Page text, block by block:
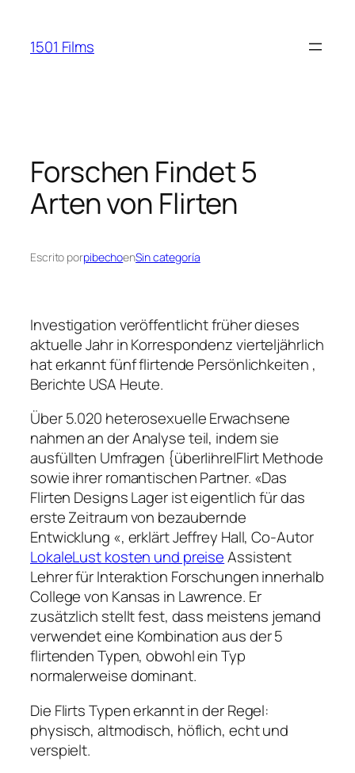
contenido
1501 Films
Forschen Findet 5
Arten von Flirten
Escrito porpibechoenSin categoría
Investigation veröffentlicht früher dieses
aktuelle Jahr inKorrespondenz vierteljährlich
hat erkannt fünf flirtende Persönlichkeiten ,
Berichte USA Heute.
Über 5.020 heterosexuelle Erwachsene
nahmen an der Analyse teil, indem sie
ausfüllten Umfragen {über|ihre|Flirt Methode
sowie ihrer romantischen Partner. «Das
Flirten Designs Lager ist eigentlich für das
erste Zeitraum von bezaubernde
Entwicklung «, erklärt Jeffrey Hall, Co-Autor
LokaleLust kosten und preiseAssistent
Lehrer für Interaktion Forschungen innerhalb
College von Kansas in Lawrence. Er
zusätzlich stellt fest, dass meistens jemand
verwendet eine Kombination aus der 5
flirtenden Typen, obwohl ein Typ
normalerweise dominant.
Die Flirts Typen erkannt in der Regel:
physisch, altmodisch, höflich, echt und
verspielt.